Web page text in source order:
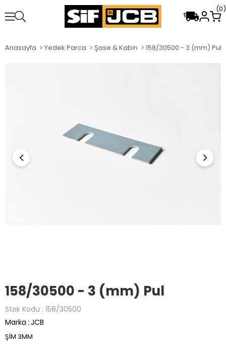
0
Anasayfa Yedek Parca Şase & Kabin 158/30500 - 3 (mm) Pul
158/30500 - 3 (mm) Pul
Stok Kodu 158/30500
Marka : JCB
ŞİM 3MM